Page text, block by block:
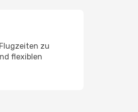
zu
flexiblen